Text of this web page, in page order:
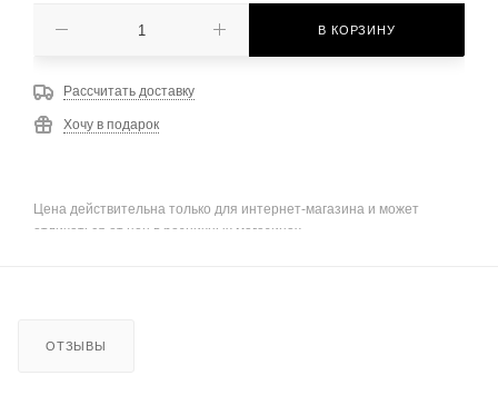
В КОРЗИНУ
Рассчитать доставку
Хочу в подарок
Цена действительна только для интернет-магазина и может
отличаться от цен в розничных магазинах
ОТЗЫВЫ